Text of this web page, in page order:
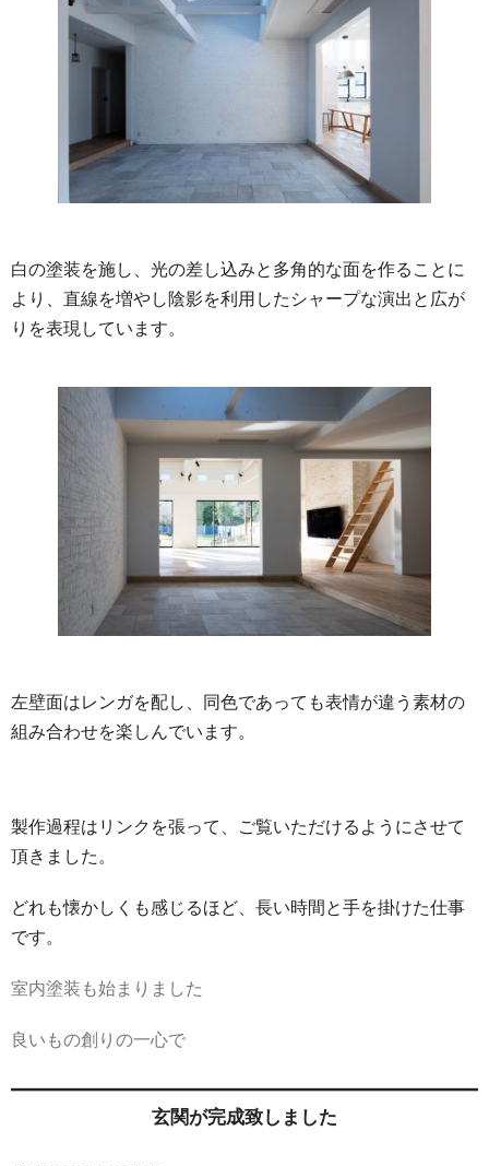
白の塗装を施し、光の差し込みと多角的な面を作ることに
より、直線を増やし陰影を利用したシャープな演出と広が
りを表現しています。
左壁面はレンガを配し、同色であっても表情が違う素材の
組み合わせを楽しんでいます。
製作過程はリンクを張って、ご覧いただけるようにさせて
頂きました。
どれも懐かしくも感じるほど、長い時間と手を掛けた仕事
です。
室内塗装も始まりました
良いもの創りの一心で
玄関が完成致しました